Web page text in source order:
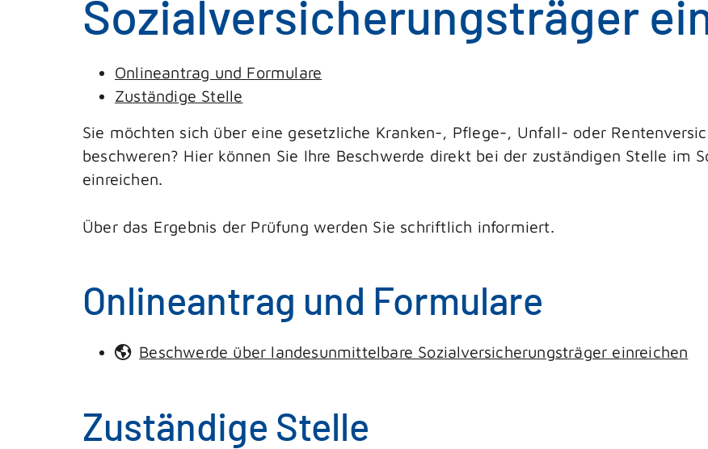
Sozialversicherungsträger
Onlineantrag und Formulare
Zuständige Stelle
Sie möchten sich über eine gesetzliche Kranken-, Pflege-, Unfall- oder
beschweren? Hier können Sie Ihre Beschwerde direkt bei der zuständigen Stelle im
einreichen.
Über das Ergebnis der Prüfung werden Sie schriftlich informiert.
Onlineantrag und Formulare
Beschwerde über landesunmittelbare Sozialversicherungsträger einreichen
Zuständige Stelle